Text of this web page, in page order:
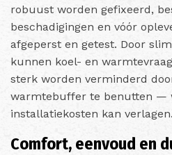
robuust worden gefixeerd,
beschadigingen en vóór
afgeperst en getest. Door
kunnen koel- en
sterk worden verminderd
warmtebuffer te benutten —
installatiekosten kan verlagen.
Comfort, eenvoud en